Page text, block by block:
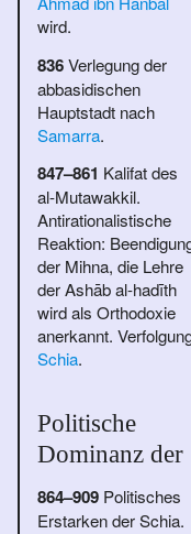
wird.
836Verlegung der
abbasidischen
Hauptstadt nach
Samarra.
847–861 Kalifat des
al-Mutawakkil.
Antirationalistische
Reaktion:
der Mihna, die Lehre
der Ashāb al-hadīth
wird als Orthodoxie
anerkannt.
Schia.
Politische
Dominanz der
864–909Politisches
Erstarken der Schia.